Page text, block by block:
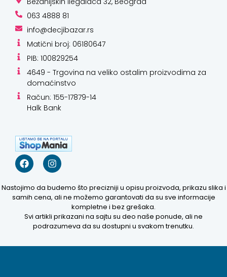
Bežanijskih ilegalaca 32, Beograd
063 4888 81
info@decjibazar.rs
Matični broj: 06180647
PIB: 100829254
4649 - Trgovina na veliko ostalim proizvodima za
domaćinstvo
Račun: 155-17879-14
Halk Bank
Nastojimo da budemo što precizniji u opisu proizvoda, prikazu slika i
samih cena, ali ne možemo garantovati da su sve informacije
kompletne i bez grešaka.
Svi artikli prikazani na sajtu su deo naše ponude, ali ne
podrazumeva da su dostupni u svakom trenutku.